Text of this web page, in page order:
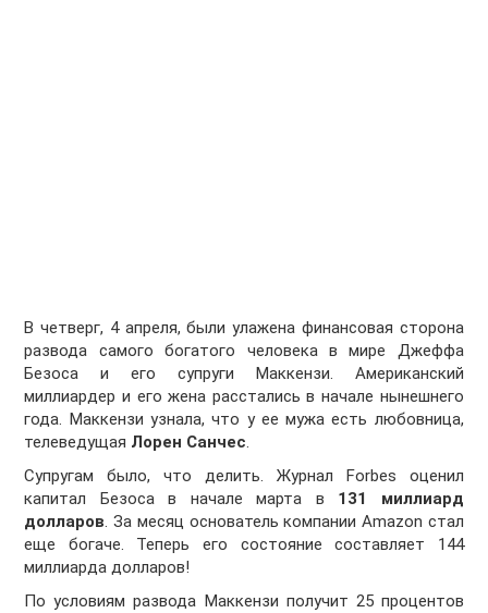
В четверг, 4 апреля, были улажена финансовая сторона
развода самого богатого человека в мире Джеффа
Безоса и его супруги Маккензи. Американский
миллиардер и его жена расстались в начале нынешнего
года. Маккензи узнала, что у ее мужа есть любовница,
телеведущая Лорен Санчес.
Супругам было, что делить. Журнал Forbes оценил
капитал Безоса в начале марта в 131 миллиард
долларов. За месяц основатель компании Amazon стал
еще богаче. Теперь его состояние составляет 144
миллиарда долларов!
По условиям развода Маккензи получит 25 процентов